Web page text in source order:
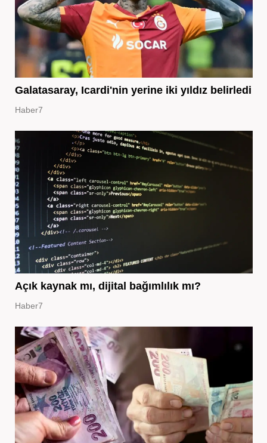
Galatasaray, Icardi'nin yerine iki yıldız belirledi
Haber7
Açık kaynak mı, dijital bağımlılık mı?
Haber7